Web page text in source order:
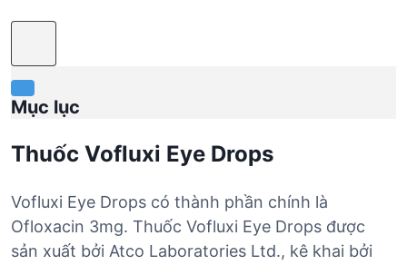
Mục lục
Thuốc Vofluxi Eye Drops
Vofluxi Eye Drops có thành phần chính là
Ofloxacin 3mg. Thuốc Vofluxi Eye Drops được
sản xuất bởi Atco Laboratories Ltd., kê khai bởi